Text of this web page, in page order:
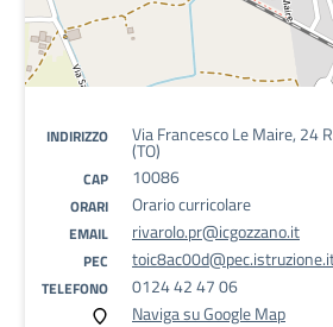
INDIRIZZO Via Francesco Le Maire, 24
(TO)
CAP 10086
ORARI Orario curricolare
EMAIL rivarolo.pr@icgozzano.it
PEC
TELEFONO
0124 42 47 06
Naviga su Google Map